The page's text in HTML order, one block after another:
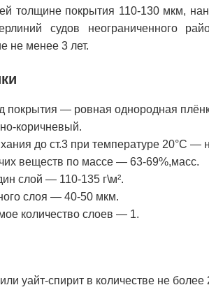
толщине покрытия 110-130 мкм,
судов неограниченного
не менее 3 лет.
покрытия — ровная однородная
коричневый.
до ст.3 при температуре 20°С —
веществ по массе — 63-69%,масс.
слой — 110-135 г\м².
слоя — 40-50 мкм.
количество слоев — 1.
уайт-спирит в количестве не более